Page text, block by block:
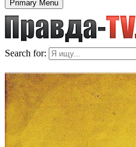
Primary Menu
Search for: